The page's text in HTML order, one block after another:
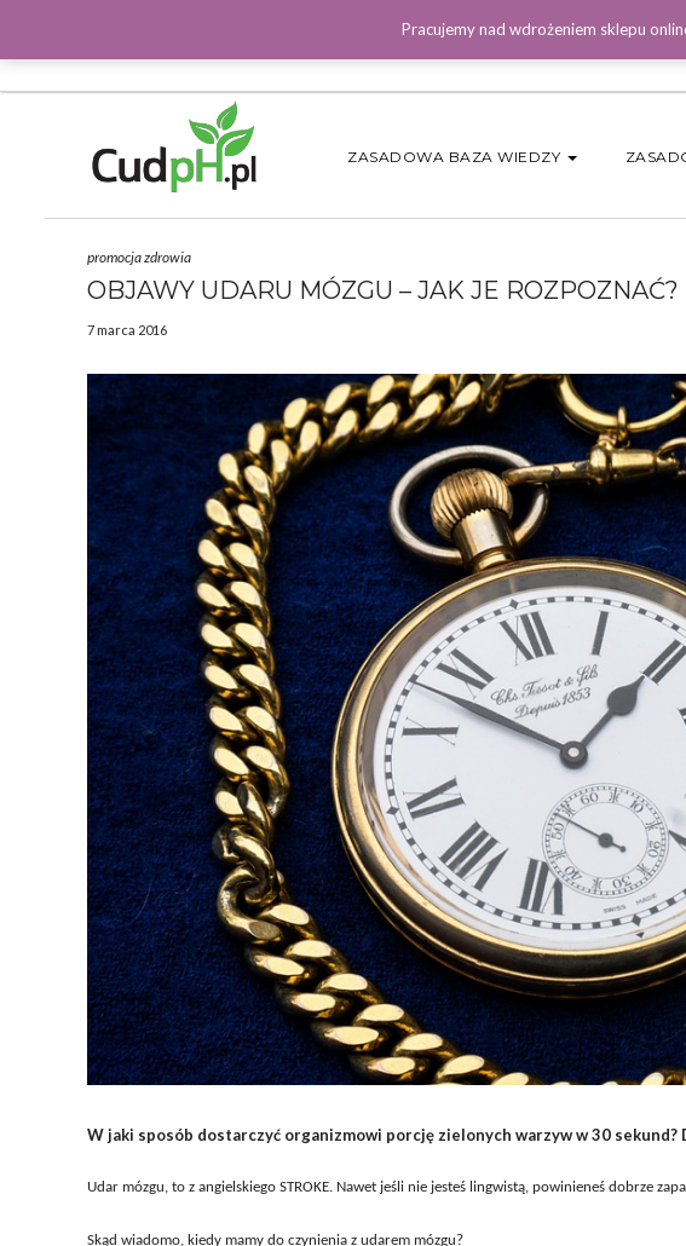
ZASADOWA BAZA WIEDZY
promocja zdrowia
OBJAWY UDARU MÓZGU – JAK JE ROZPOZNAĆ?
7 marca 2016
W jaki sposób dostarczyć organizmowi porcję zielonych warzyw w 30
Udar mózgu, to z angielskiego STROKE. Nawet jeśli nie jesteś lingwistą, powinieneś dobrze
Skąd wiadomo, kiedy mamy do czynienia z udarem mózgu?
Pracujemy nad wdrożeniem sklepu